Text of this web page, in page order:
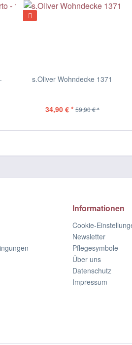
s.Oliver Wohndecke 1371
34,90 € * 59,90 € *
Informationen
Cookie-
Newsletter
Pflegesymbole
Über uns
Datenschutz
Impressum